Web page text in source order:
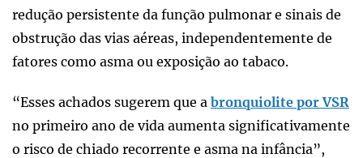
redução persistente da função pulmonar e sinais de
obstrução das vias aéreas, independentemente de
fatores como asma ou exposição ao tabaco.
“Esses achados sugerem que a bronquiolite por VSR
no primeiro ano de vida aumenta significativamente
o risco de chiado recorrente e asma na infância”,